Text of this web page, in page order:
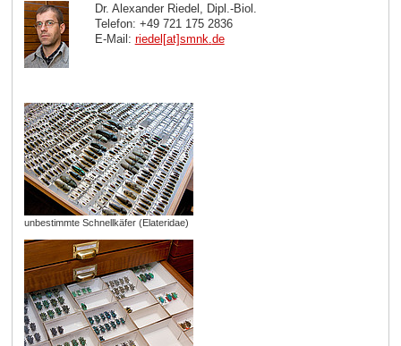
Dr. Alexander Riedel, Dipl.-Biol.
Telefon: +49 721 175 2836
E-Mail: riedel[at]smnk.de
unbestimmte Schnellkäfer (Elateridae)